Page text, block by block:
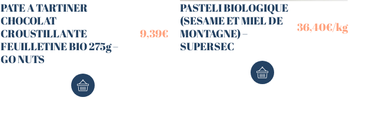
PATE A TARTINER
CHOCOLAT
CROUSTILLANTE
FEUILLETINE BIO 275g –
GO NUTS
9,39€
PASTELI BIOLOGIQUE
(SESAME ET MIEL DE
MONTAGNE) –
SUPERSEC
36,40€/kg